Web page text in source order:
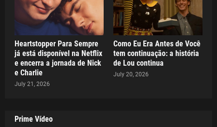
Heartstopper Para Sempre
já está disponível na Netflix
e encerra a jornada de Nick
e Charlie
July 21, 2026
Como Eu Era Antes de Você
tem continuação: a história
de Lou continua
July 20, 2026
Prime Vídeo